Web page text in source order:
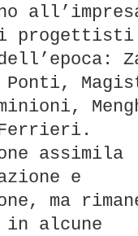
progettisti
Ponti,
assimila
e
ma
in alcune